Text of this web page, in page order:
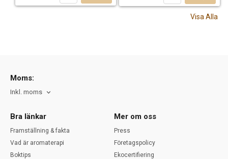
Visa Alla
Moms:
Inkl. moms
Bra länkar
Framställning & fakta
Vad är aromaterapi
Boktips
Mer om oss
Press
Företagspolicy
Ekocertifiering